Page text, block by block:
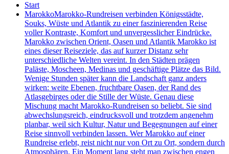
Start
MarokkoMarokko-Rundreisen verbinden Königsstädte,
Souks, Wüste und Atlantik zu einer faszinierenden Reise
voller Kontraste, Komfort und unvergesslicher Eindrücke.
Marokko zwischen Orient, Oasen und Atlantik Marokko ist
eines dieser Reiseziele, das auf kurzer Distanz sehr
unterschiedliche Welten vereint. In den Städten prägen
Paläste, Moscheen, Medinas und geschäftige Plätze das Bild.
Wenige Stunden später kann die Landschaft ganz anders
wirken: weite Ebenen, fruchtbare Oasen, der Rand des
Atlasgebirges oder die Stille der Wüste. Genau diese
Mischung macht Marokko-Rundreisen so beliebt. Sie sind
abwechslungsreich, eindrucksvoll und trotzdem angenehm
planbar, weil sich Kultur, Natur und Begegnungen auf einer
Reise sinnvoll verbinden lassen. Wer Marokko auf einer
Rundreise erlebt, reist nicht nur von Ort zu Ort, sondern durch
Atmosphären. Ein Moment lang steht man zwischen engen